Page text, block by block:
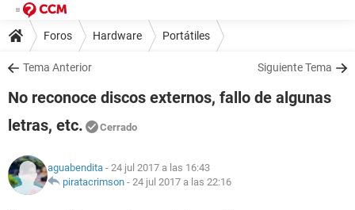
Foros Hardware Portátiles
Tema Anterior Siguiente Tema
No reconoce discos externos, fallo de algunas
letras, etc.
Cerrado
aguabendita - 24 jul 2017 a las 16:43
piratacrimson - 24 jul 2017 a las 22:16